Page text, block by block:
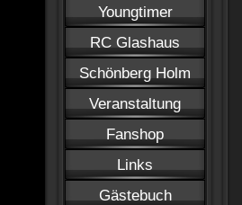
Youngtimer
RC Glashaus
Schönberg Holm
Veranstaltung
Fanshop
Links
Gästebuch